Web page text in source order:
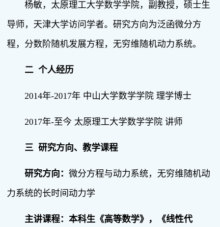
杨敏，太原理工大学数学学院，副教授，硕士生
导师，天津大学访问学者。研究方向为泛函微分方
程，分数阶随机发展方程，无穷维随机动力系统。
二 个人经历
2014年-2017年 中山大学数学学院 理学博士
2017年-至今 太原理工大学数学学院 讲师
三 研究方向、教学课程
研究方向： 微分方程与动力系统，无穷维随机动
力系统的长时间动力学
主讲课程： 本科生《高等数学》，《线性代